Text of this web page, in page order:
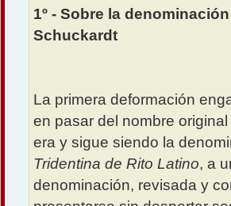
1º - Sobre la
Schuckardt
La primera deformación
en pasar del nombre
era y sigue siendo la
Tridentina de Rito Latino, a
denominación, revisada y